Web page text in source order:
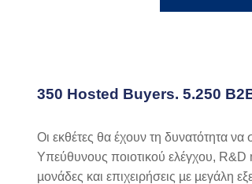
350 Hosted Buyers. 5.250 B2
Οι εκθέτες θα έχουν τη δυνατότητα
Υπεύθυνους ποιοτικού ελέγχου,
µονάδες και επιχειρήσεις µε µεγάλη